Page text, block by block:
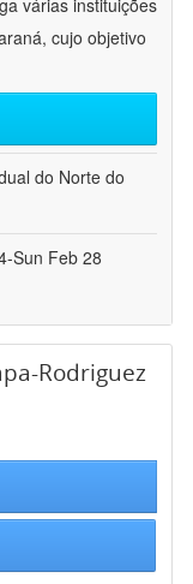
várias instituições
cujo objetivo
do Norte do
Sun Feb 28
Rodriguez